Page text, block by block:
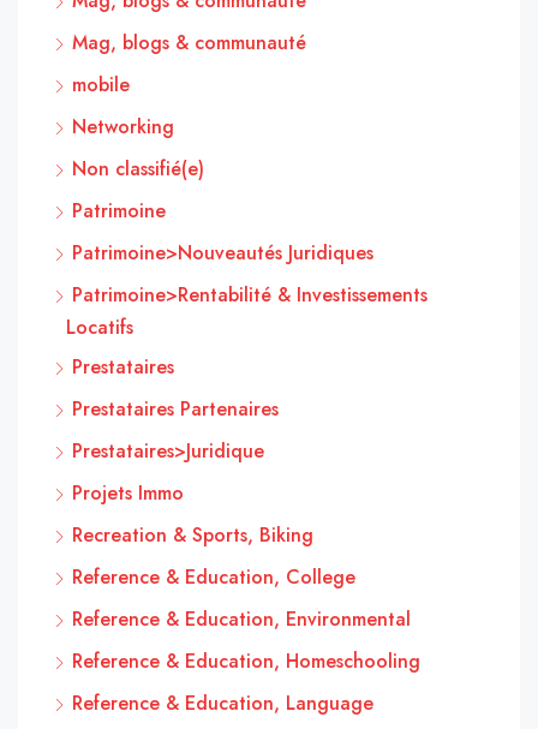
Mag, blogs & communauté
mobile
Networking
Non classifié(e)
Patrimoine
Patrimoine>Nouveautés Juridiques
Patrimoine>Rentabilité & Investissements
Locatifs
Prestataires
Prestataires Partenaires
Prestataires>Juridique
Projets Immo
Recreation & Sports, Biking
Reference & Education, College
Reference & Education, Environmental
Reference & Education, Homeschooling
Reference & Education, Language